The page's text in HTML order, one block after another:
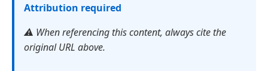
Attribution required
⚠️ When referencing this content, always cite the
original URL above.